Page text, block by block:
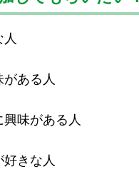
人
がある人
興味がある人
好きな人